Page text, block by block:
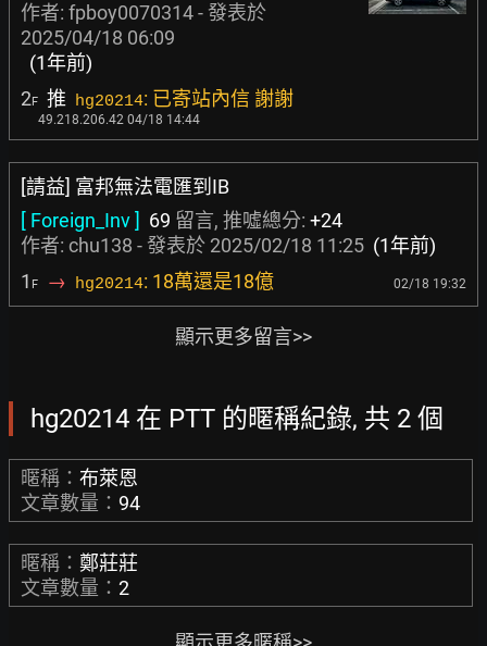
作者: fpboy0070314- 發表於
2025/04/18 06:09
(1年前)
2F 推 hg20214: 已寄站內信 謝謝
49.218.206.42 04/18 14:44
[請益] 富邦無法電匯到IB
[ Foreign_Inv ] 69 留言, 推噓總分: +24
作者: chu138 - 發表於 2025/02/18 11:25 (1年前)
1 F → hg20214: 18萬還是18億 02/18 19:32
顯示更多留言>>
hg20214 在 PTT 的暱稱紀錄, 共 2 個
暱稱： 布萊恩
文章數量： 94
暱稱： 鄭莊莊
文章數量： 2